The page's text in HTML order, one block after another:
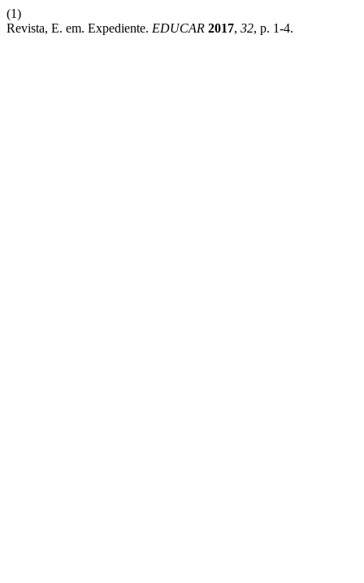
(1)
Revista, E. em. Expediente. EDUCAR 2017, 32, p. 1-4.